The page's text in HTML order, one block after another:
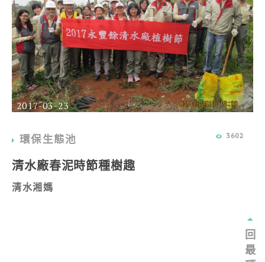
回
最
2017-03-23
環保生態池 3602
清水廠春泥時節種樹趣
清水湘媽